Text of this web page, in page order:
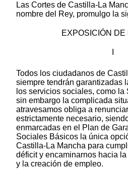
Las Cortes de Castilla-La
nombre del Rey, promulgo la
EXPOSICIÓN DE
Todos los ciudadanos de
siempre tendrán garantizadas
los servicios sociales, como
sin embargo la complicada
atravesamos obliga a
estrictamente necesario,
enmarcadas en el Plan de
Sociales Básicos la única
Castilla-La Mancha para
déficit y encaminarnos hacia
y la creación de empleo.